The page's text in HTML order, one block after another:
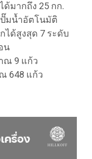
ด้มากถึง 25 กก.
ปั๊มน้ำอัตโนมัติ
ได้สูงสุด 7 ระดับ
น
9 แก้ว
648 แก้ว